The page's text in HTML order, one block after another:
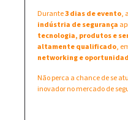
Durante3 dias de evento,
indústria de segurança
tecnologia, produtos e
altamente qualificado,
networking e
Não perca a chance de se
inovador no mercado de